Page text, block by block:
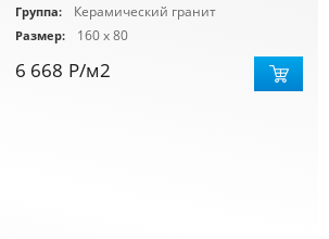
Группа: Керамический гранит
Размер: 160 x 80
6 668 Р/м2